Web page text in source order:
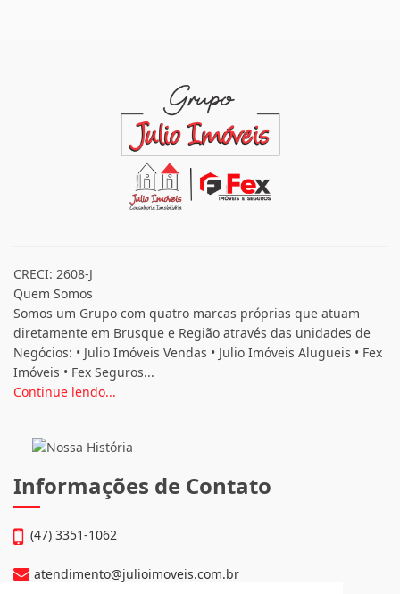
CRECI: 2608-J
Quem Somos
Somos um Grupo com quatro marcas próprias que atuam
diretamente em Brusque e Região através das unidades de
Negócios: • Julio Imóveis Vendas • Julio Imóveis Alugueis • Fex
Imóveis • Fex Seguros...
Continue lendo...
Informações de Contato
(47) 3351-1062
atendimento@julioimoveis.com.br